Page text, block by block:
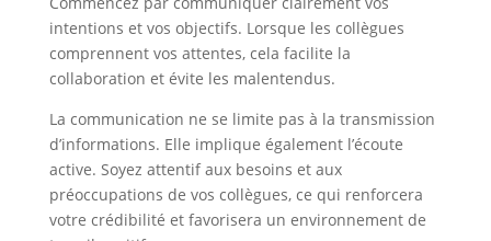
intentions et vos objectifs. Lorsque les collègues
comprennent vos attentes, cela facilite la
collaboration et évite les malentendus.
La communication ne se limite pas à la transmission
d’informations. Elle implique également l’écoute
active. Soyez attentif aux besoins et aux
préoccupations de vos collègues, ce qui renforcera
votre crédibilité et favorisera un environnement de